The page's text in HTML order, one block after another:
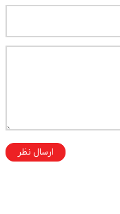
ارسال نظر